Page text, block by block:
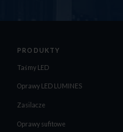
PRODUKTY
Taśmy LED
Oprawy LED LUMINES
Zasilacze
Oprawy sufitowe